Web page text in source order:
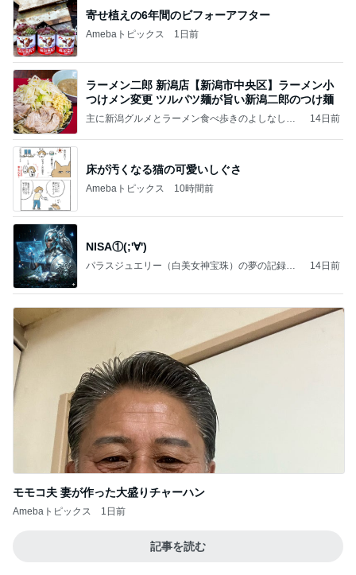
寄せ植えの6年間のビフォーアフター
Amebaトピックス 1日前
ラーメン二郎 新潟店【新潟市中央区】ラーメン小
つけメン変更 ツルパツ麺が旨い新潟二郎のつけ麺
主に新潟グルメとラーメン食べ歩きのよしなしご
14日前
床が汚くなる猫の可愛いしぐさ
Amebaトピックス 10時間前
NISA①(;'∀')
パラスジュエリー（白美女神宝珠）の夢の記録
14日前
モモコ夫 妻が作った大盛りチャーハン
Amebaトピックス 1日前
記事を読む